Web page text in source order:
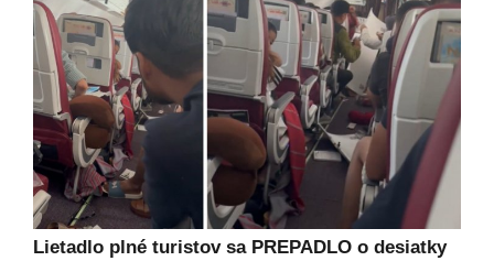
Lietadlo plné turistov sa PREPADLO o desiatky